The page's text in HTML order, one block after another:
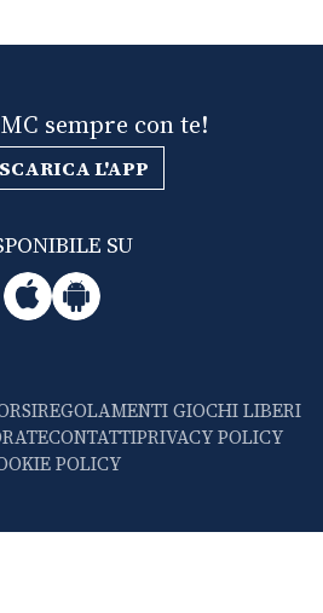
sempre con te!
SCARICA L'APP
SU
REGOLAMENTI GIOCHI LIBERI
CONTATTIPRIVACY POLICY
POLICY